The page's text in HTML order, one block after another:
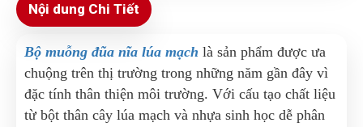
Nội dung Chi Tiết
Bộ muỗng đũa nĩa lúa mạch là sản phẩm được ưa
chuộng trên thị trường trong những năm gần đây vì
đặc tính thân thiện môi trường. Với cấu tạo chất liệu
từ bột thân cây lúa mạch và nhựa sinh học dễ phân